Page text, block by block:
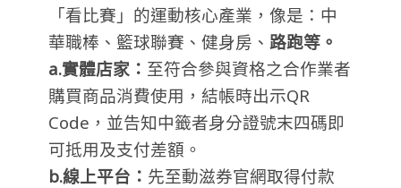
「看比賽」的運動核心產業，像是：中
華職棒、籃球聯賽、健身房、 路跑等。
a.實體店家： 至符合參與資格之合作業者
購買商品消費使用，結帳時出示QR
Code，並告知中籤者身分證號末四碼即
可抵用及支付差額。
b.線上平台： 先至動滋券官網取得付款